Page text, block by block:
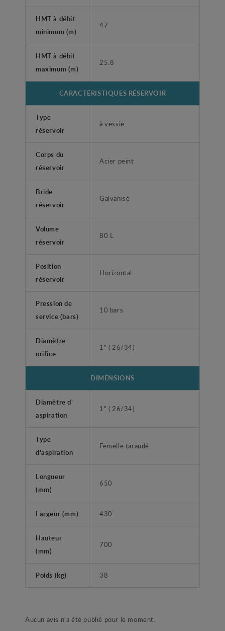
HMT à débit
minimum (m)
47
HMT à débit
maximum (m)
25.8
CARACTÉRISTIQUES RÉSERVOIR
Type
réservoir
à vessie
Corps du
réservoir
Acier peint
Bride
réservoir
Galvanisé
Volume
réservoir
80 L
Position
réservoir
Horizontal
Pression de
service (bars)
10 bars
Diamètre
orifice
1" ( 26/34)
DIMENSIONS
Diamètre d'
aspiration
1" ( 26/34)
Type
d'aspiration
Femelle taraudé
Longueur
(mm)
650
Largeur (mm) 430
Hauteur
(mm)
700
Poids (kg) 38
Aucun avis n'a été publié pour le moment.